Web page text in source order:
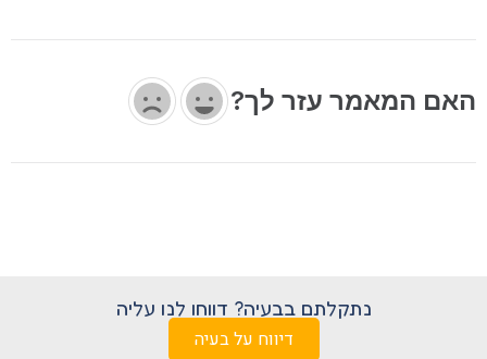
האם המאמר עזר לך?
נתקלתם בבעיה? דווחו לנו עליה
דיווח על בעיה